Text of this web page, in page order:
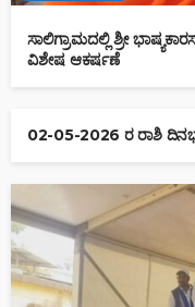
ಸಾಲಿಗ್ರಾಮದಲ್ಲಿ ಶ್ರೀ
ವಿಶೇಷ ಆಕರ್ಷಣೆ
02-05-2026 ರ ರಾಶಿ